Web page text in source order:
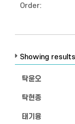
Order:
Showing
탁윤오
탁현종
태기융